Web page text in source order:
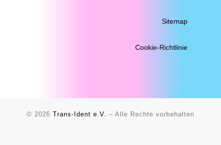
Sitemap
Cookie-Richtlinie
© 2026 Trans-Ident e.V. – Alle Rechte vorbehalten